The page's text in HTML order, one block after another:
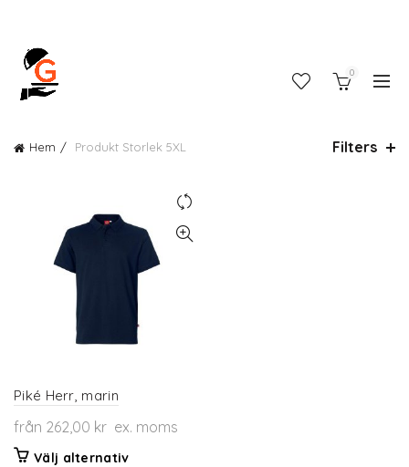
0
Hem Produkt Storlek 5XL Filters
Piké Herr, marin
från 262,00 kr ex. moms
Välj alternativDen